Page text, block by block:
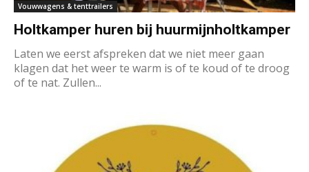
Vouwwagens & tenttrailers
Holtkamper huren bij huurmijnholtkamper
Laten we eerst afspreken dat we niet meer gaan
klagen dat het weer te warm is of te koud of te droog
of te nat. Zullen...